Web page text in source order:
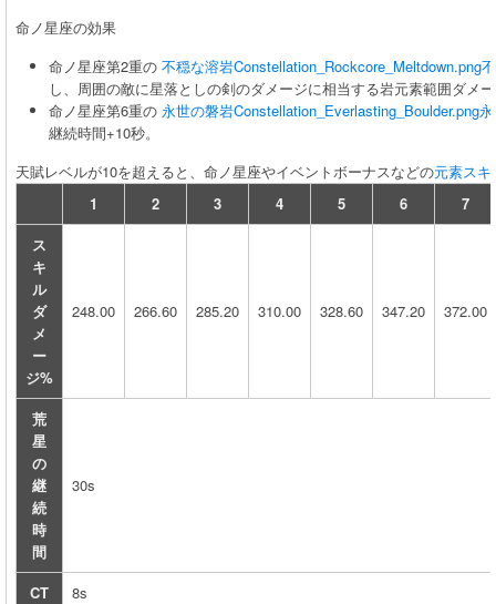
命ノ星座の効果
命ノ星座第2重の 不穏な溶岩Constellation_Rockcore_Meltdown.png
し、周囲の敵に星落としの剣のダメージに相当する岩元素範囲ダメ
命ノ星座第6重の 永世の磐岩Constellation_Everlasting_Boulder.png
継続時間+10秒。
天賦レベルが10を超えると、命ノ星座やイベントボーナスなどの元素ス
1
2 3 4 5 6
7
ス
キ
ル
ダ
メ
ー
ジ%
248.00 266.60 285.20 310.00 328.60 347.20 372.00
荒
星
の
継
続
時
間
30s
CT
8s